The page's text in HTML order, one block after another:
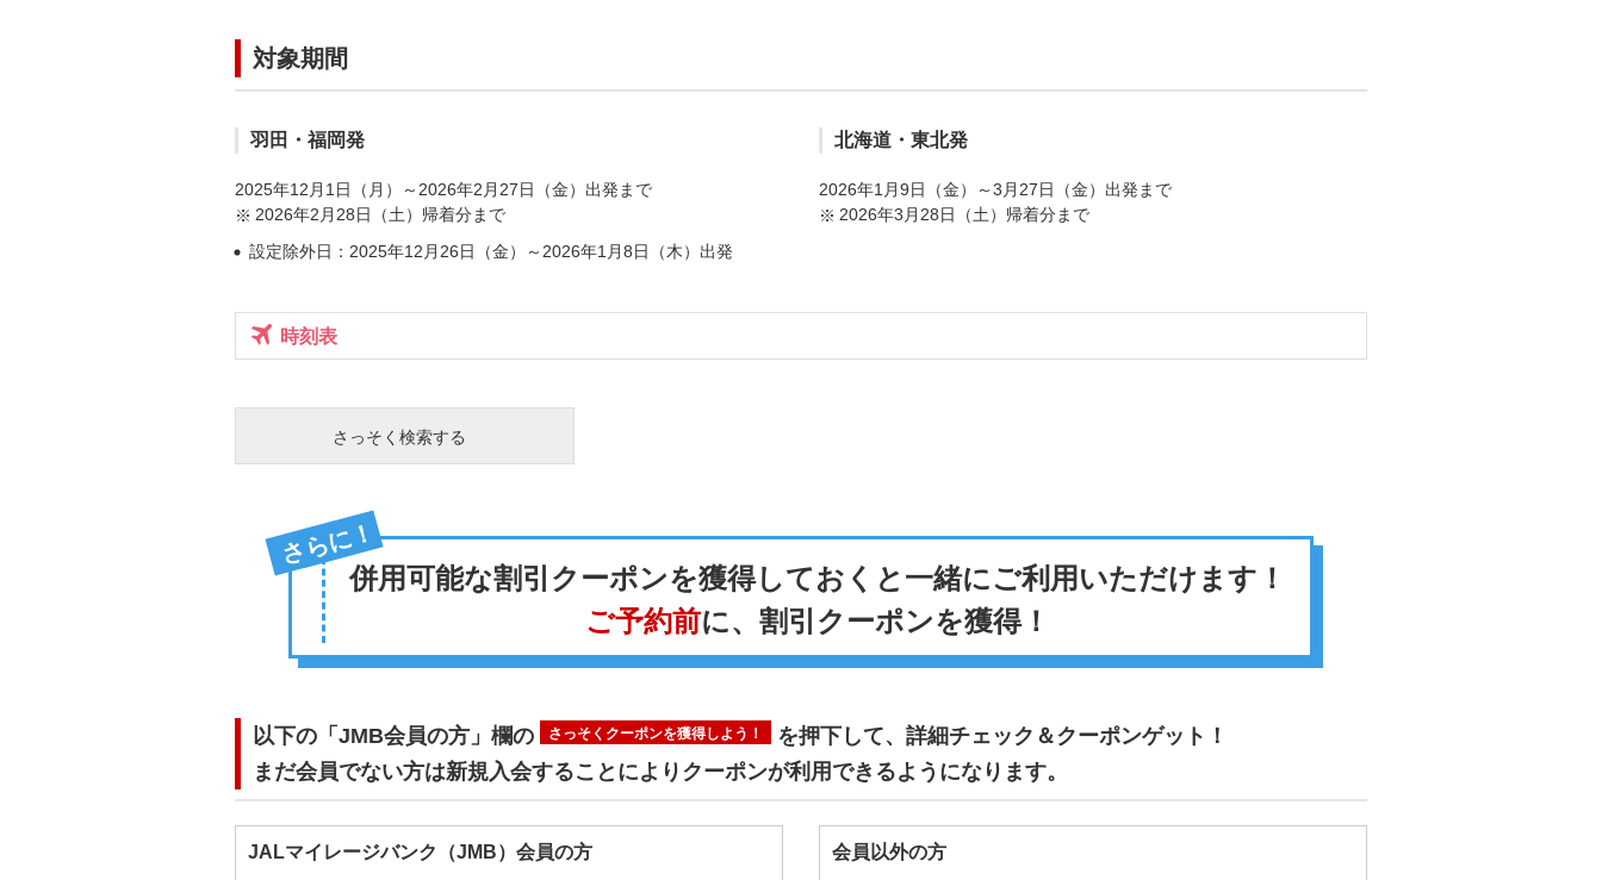
対象期間
羽田・福岡発
2025年12月1日（月）～2026年2月27日（金）出発まで
2026年2月28日（土）帰着分まで
設定除外日：2025年12月26日（金）～2026年1月8日（木）出発
北海道・東北発
2026年1月9日（金）～3月27日（金）出発まで
2026年3月28日（土）帰着分まで
travel 時刻表
さっそく検索する
さらに！
併用可能な割引クーポンを獲得しておくと 一緒にご利用いただけます！
ご予約前に、 割引クーポンを獲得！
以下の「JMB会員の方」欄の さっそくクーポンを獲得しよう！ を押下して、詳細チェック＆クーポンゲット！
まだ会員でない方は新規入会することにより クーポンが利用できるようになります。
JALマイレージバンク（JMB）会員の方 会員以外の方